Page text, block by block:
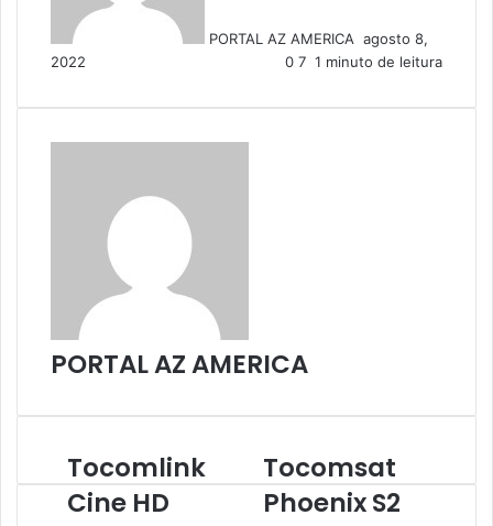
PORTAL AZ AMERICA m
e
m
agosto 8,
2022
0 7 1 minuto de leitura
PORTAL AZ AMERICA
Tocomlink
Cine HD
Tocomsat
Phoenix S2